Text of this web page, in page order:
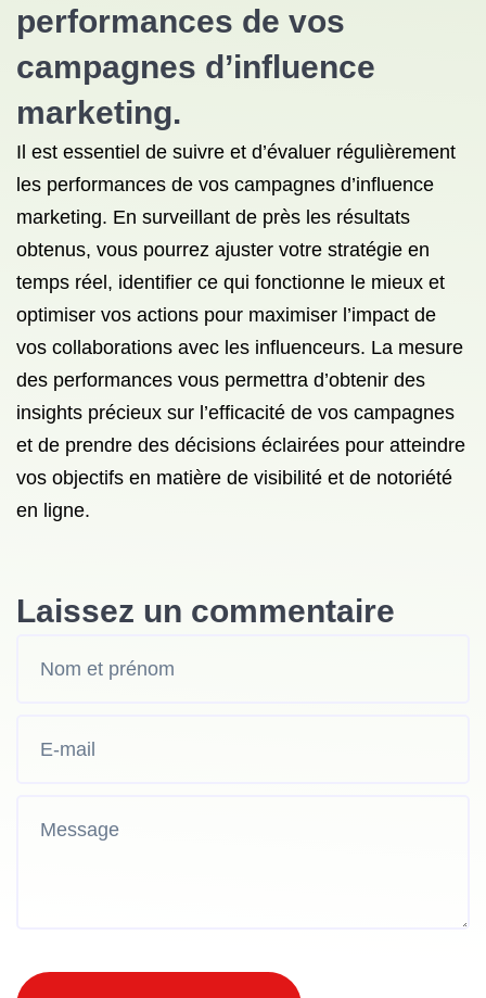
performances de vos
campagnes d’influence
marketing.
Il est essentiel de suivre et d’évaluer régulièrement
les performances de vos campagnes d’influence
marketing. En surveillant de près les résultats
obtenus, vous pourrez ajuster votre stratégie en
temps réel, identifier ce qui fonctionne le mieux et
optimiser vos actions pour maximiser l’impact de
vos collaborations avec les influenceurs. La mesure
des performances vous permettra d’obtenir des
insights précieux sur l’efficacité de vos campagnes
et de prendre des décisions éclairées pour atteindre
vos objectifs en matière de visibilité et de notoriété
en ligne.
Laissez un commentaire